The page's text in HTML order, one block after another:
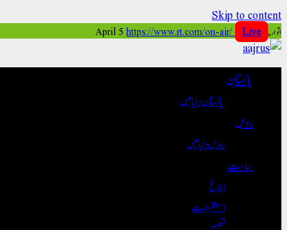
Skip to content
اتوار, April 5 https://www.rt.com/on-air/ Live
پاکستان
پاکستان دنیا میں
روس
روس دنیا میں
سیاست
ابلاغ
استغرابیت